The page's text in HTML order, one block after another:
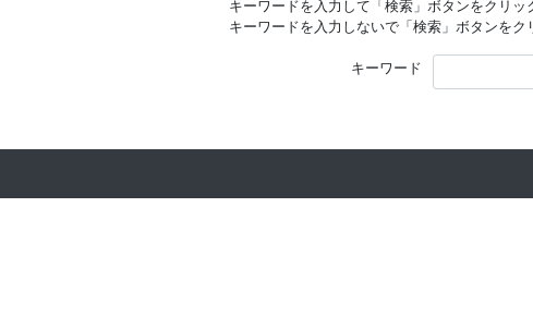
キーワードを入力して「検索」ボタンをクリッ
キーワードを入力しないで「検索」ボタンをク
キーワード